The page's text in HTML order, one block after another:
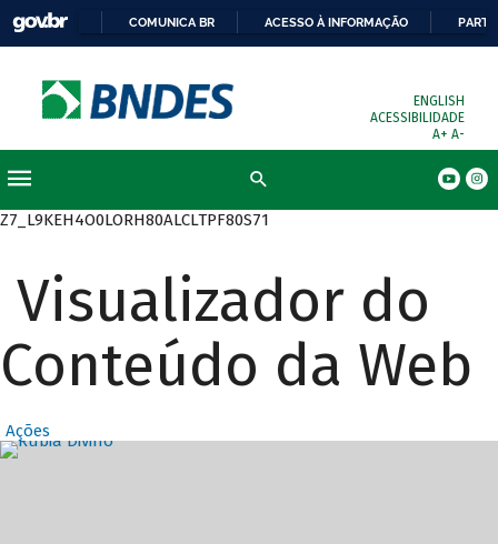
COMUNICA BR ACESSO À INFORMAÇÃO
ENGLISH
ACESSIBILIDADE
A+ A-
Z7_L9KEH4O0LORH80ALCLTPF80S71
Visualizador do
Conteúdo da Web
Ações
Destaques